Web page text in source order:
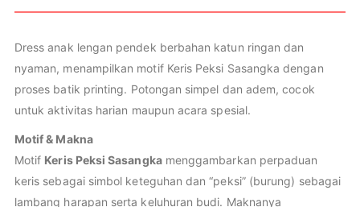
Dress anak lengan pendek berbahan katun ringan dan
nyaman, menampilkan motif Keris Peksi Sasangka dengan
proses batik printing. Potongan simpel dan adem, cocok
untuk aktivitas harian maupun acara spesial.
Motif & Makna
Motif Keris Peksi Sasangkamenggambarkan perpaduan
keris sebagai simbol keteguhan dan “peksi” (burung) sebagai
lambang harapan serta keluhuran budi. Maknanya